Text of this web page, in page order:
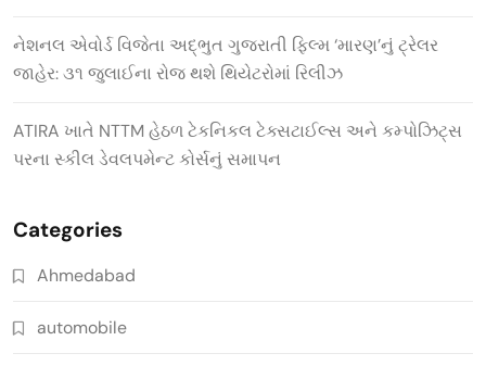
નેશનલ એવોર્ડ વિજેતા અદ્ભુત ગુજરાતી ફિલ્મ ‘મારણ’નું ટ્રેલર
જાહેર: ૩૧ જુલાઈના રોજ થશે થિયેટરોમાં રિલીઝ
ATIRA ખાતે NTTM હેઠળ ટેકનિકલ ટેક્સટાઈલ્સ અને કમ્પોઝિટ્સ
પરના સ્કીલ ડેવલપમેન્ટ કોર્સનું સમાપન
Categories
Ahmedabad
automobile